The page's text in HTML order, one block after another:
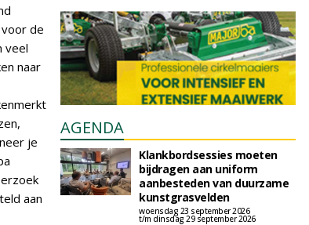
de
veel
naar
je
aan
AGENDA
Klankbordsessies moeten
bijdragen aan uniform
aanbesteden van duurzame
kunstgrasvelden
woensdag 23 september 2026
t/m dinsdag 29 september 2026